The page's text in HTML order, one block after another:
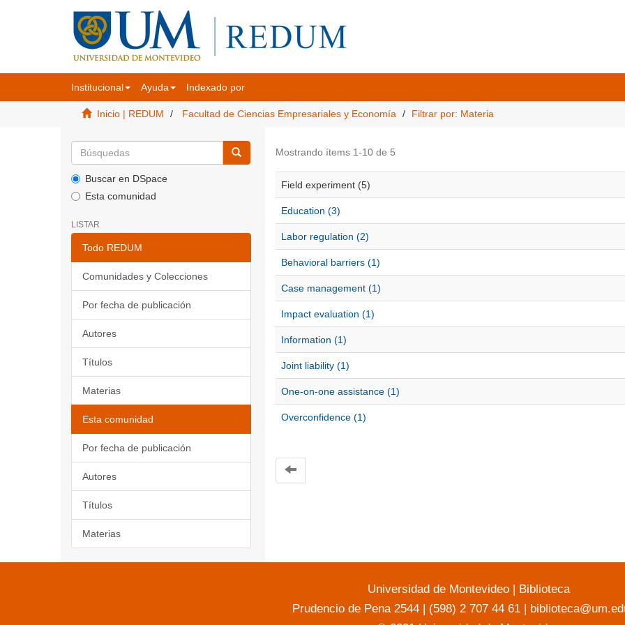
Institucional Ayuda Indexado por
Inicio | REDUM Facultad de Ciencias Empresariales y Economía Filtrar por: Materia
Buscar en DSpace
Esta comunidad
LISTAR
Todo REDUM
Comunidades y Colecciones
Por fecha de publicación
Autores
Títulos
Materias
Esta comunidad
Por fecha de publicación
Autores
Títulos
Materias
Mostrando ítems 1-10 de 5
Field experiment (5)
Education (3)
Labor regulation (2)
Behavioral barriers (1)
Case management (1)
Impact evaluation (1)
Information (1)
Joint liability (1)
One-on-one assistance (1)
Overconfidence (1)
Universidad de Montevideo | Biblioteca
Prudencio de Pena 2544 | (598) 2 707 44 61 |